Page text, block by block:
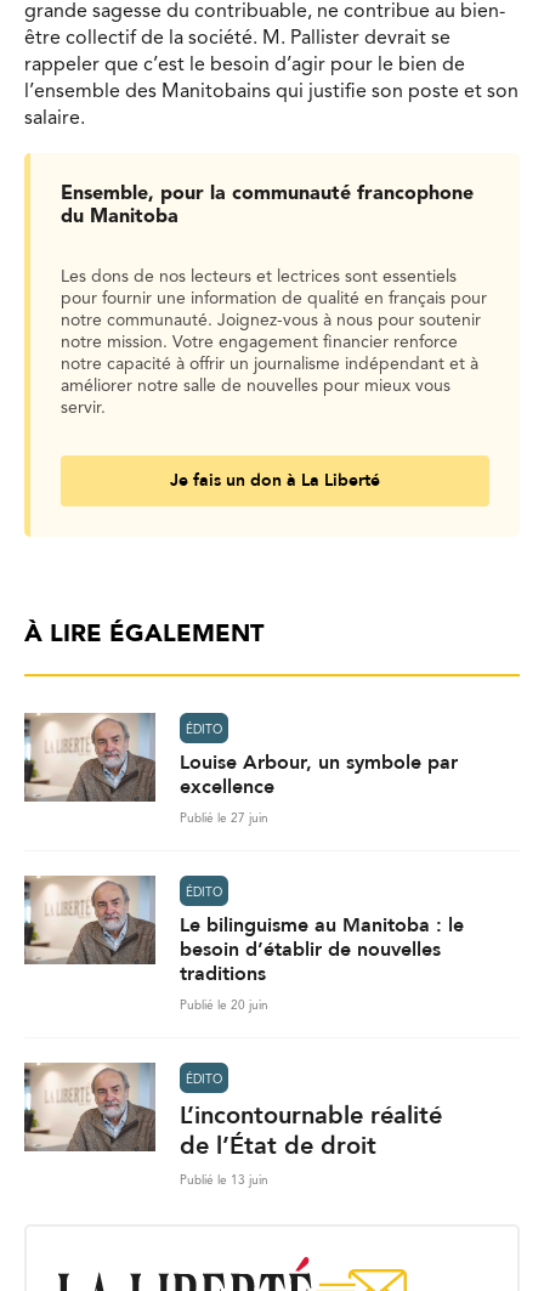
grande sagesse du contribuable, ne contribue au bien-
être collectif de la société. M. Pallister devrait se
rappeler que c’est le besoin d’agir pour le bien de
l’ensemble des Manitobains qui justifie son poste et son
salaire.
Ensemble, pour la communauté francophone
du Manitoba
Les dons de nos lecteurs et lectrices sont essentiels
pour fournir une information de qualité en français pour
notre communauté. Joignez-vous à nous pour soutenir
notre mission. Votre engagement financier renforce
notre capacité à offrir un journalisme indépendant et à
améliorer notre salle de nouvelles pour mieux vous
servir.
Je fais un don à La Liberté
À LIRE ÉGALEMENT
ÉDITO
Louise Arbour, un symbole par
excellence
Publié le 27 juin
ÉDITO
Le bilinguisme au Manitoba : le
besoin d’établir de nouvelles
traditions
Publié le 20 juin
ÉDITO
L’incontournable réalité
de l’État de droit
Publié le 13 juin